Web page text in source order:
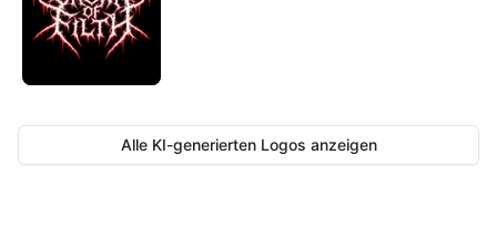
Alle KI-generierten Logos anzeigen